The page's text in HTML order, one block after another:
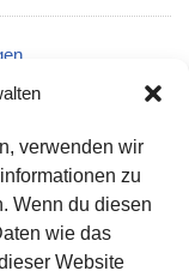
verwenden wir
zu
Wenn du diesen
wie das
Website
Partyservice und